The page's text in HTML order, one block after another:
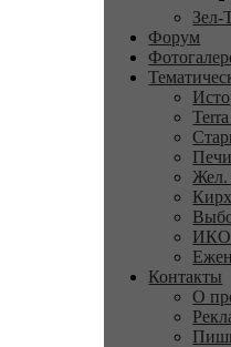
Зел-
Форум
Жел.
ИКО
Контакты
О